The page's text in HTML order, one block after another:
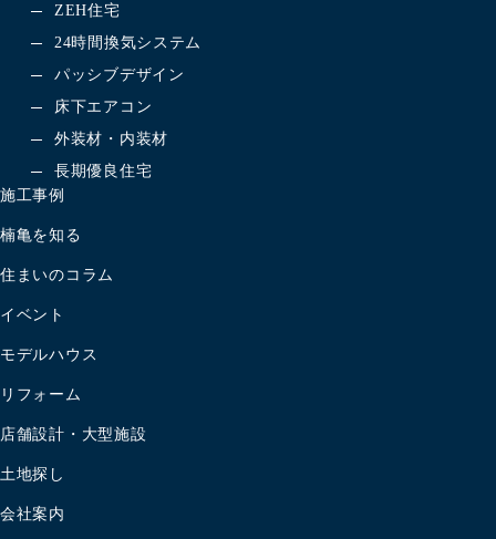
ZEH住宅
24時間換気システム
パッシブデザイン
床下エアコン
外装材・内装材
長期優良住宅
施工事例
楠亀を知る
住まいのコラム
イベント
モデルハウス
リフォーム
店舗設計・大型施設
土地探し
会社案内